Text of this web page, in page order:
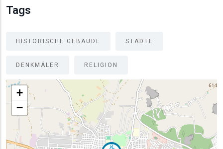
Tags
HISTORISCHE GEBÄUDE STÄDTE
DENKMÄLER RELIGION
+
−